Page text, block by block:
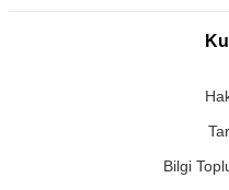
Bilgi